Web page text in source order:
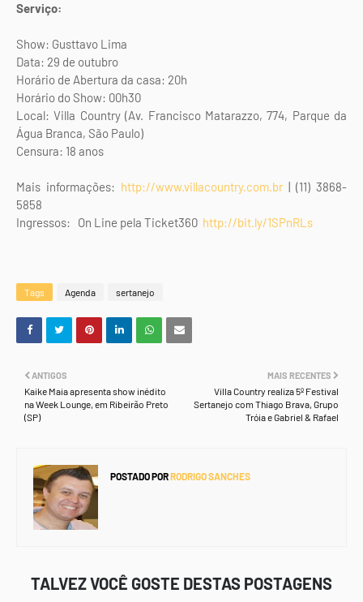
Serviço:
Show: Gusttavo Lima
Data: 29 de outubro
Horário de Abertura da casa: 20h
Horário do Show: 00h30
Local: Villa Country (Av. Francisco Matarazzo, 774, Parque da
Água Branca, São Paulo)
Censura: 18 anos
Mais informações: http://www.villacountry.com.br | (11) 3868-
5858
Ingressos: On Line pela Ticket360 http://bit.ly/1SPnRLs
Tags Agenda sertanejo
MAIS RECENTES
Villa Country realiza 5º Festival
Sertanejo com Thiago Brava, Grupo
Tróia e Gabriel & Rafael
ANTIGOS
Kaike Maia apresenta show inédito
na Week Lounge, em Ribeirão Preto
(SP)
POSTADO PORRODRIGO SANCHES
TALVEZ VOCÊ GOSTE DESTAS POSTAGENS